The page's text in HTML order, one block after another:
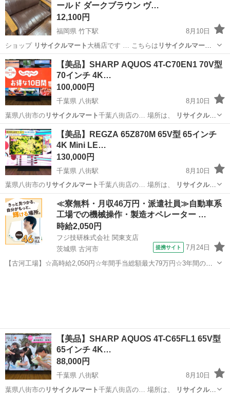
ールド ダークブラウン ヴ…
12,100円
福岡県 竹下駅
8月10日
ショップ リサイクルマート 大橋店です … こちらは リサイクルマート
大橋店にて店… ます。リサイクルマート 大橋店では、… 索♪↓ 《リサ
イクルマートフェスタ … 店舗名】リサイクルマート大橋店 … 相
談...
福岡 福岡市 竹下駅
【美品】SHARP AQUOS 4T-C70EN1 70V型
70インチ 4K…
100,000円
千葉県 八街駅
8月10日
葉県八街市のリサイクルマート千葉八街店の… 場所は、
リサイクルマ
ート千葉八街店 …
千葉 八街市 八街駅
【美品】REGZA 65Z870M 65V型 65インチ
4K Mini LE…
130,000円
千葉県 八街駅
8月10日
葉県八街市のリサイクルマート千葉八街店の… 場所は、
リサイクルマ
ート千葉八街店 …
千葉 八街市 八街駅 テレビ
≪寮無料・月収46万円・派遣社員≫自動車系
工場での機械操作・製造オペレーター …
時給2,050円
フジ技研株式会社 関東支店
茨城県 古河市
提携サイト 7月24日
【古河工場】☆高時給2,050円☆年間手当総額最大79万円☆3年間の手
【美品】SHARP AQUOS 4T-C65FL1 65V型
65インチ 4K…
88,000円
千葉県 八街駅
8月10日
葉県八街市のリサイクルマート千葉八街店の… 場所は、
リサイクルマ